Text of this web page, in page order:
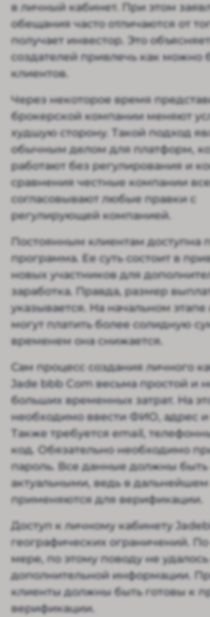
в личный кабинет. При этом
обещания часто отличаются от
получает инвестор. Это
создателей привлечь как можно
клиентов.
Через некоторое время
брокерской компании меняют
худшую сторону. Такой подход
обычным делом для платформ,
работают без регулирования и
сравнения честные компании
согласовывают любые правки с
регулирующей компанией.
Постоянным клиентам доступна
программа. Ее суть состоит в
новых участников для
заработка. Правда, размер
указывается. На начальном
могут платить более солидную
временем она снижается.
Сам процесс создания личного
Jade bbb Com весьма простой и
больших временных затрат. На
необходимо ввести ФИО, адрес и
Также требуется email,
код. Обязательно необходимо
пароль. Все данные должны быть
актуальными, ведь в
применяются для верификации.
Доступ к личному кабинету
географических ограничений.
мере, по этому поводу не
дополнительной информации.
клиенты должны быть готовы к
верификации.